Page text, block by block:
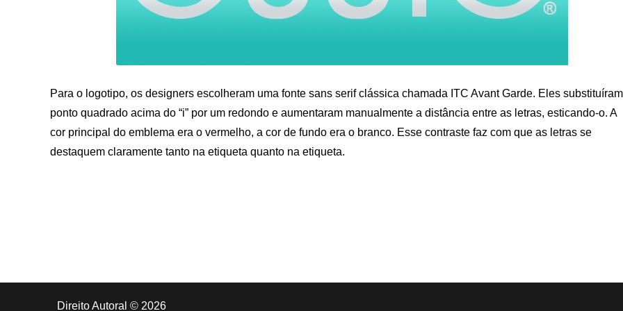
Para o logotipo, os designers escolheram uma fonte sans serif clássica chamada ITC Avant Garde. Eles
ponto quadrado acima do “i” por um redondo e aumentaram manualmente a distância entre as letras, esticando-o. A
cor principal do emblema era o vermelho, a cor de fundo era o branco. Esse contraste faz com que as letras se
destaquem claramente tanto na etiqueta quanto na etiqueta.
Direito Autoral © 2026